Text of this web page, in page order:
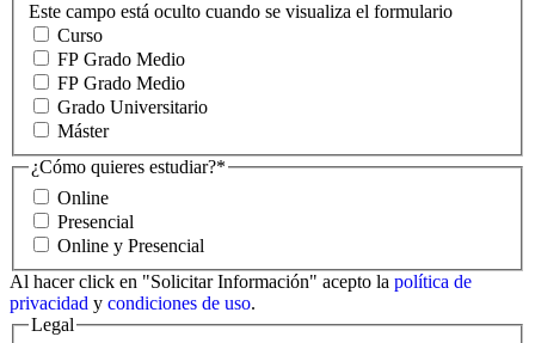
Este campo está oculto cuando se visualiza el formulario
Curso
FP Grado Medio
FP Grado Medio
Grado Universitario
Máster
¿Cómo quieres estudiar?*
Online
Presencial
Online y Presencial
Al hacer click en "Solicitar Información" acepto la política de
privacidad y condiciones de uso.
Legal